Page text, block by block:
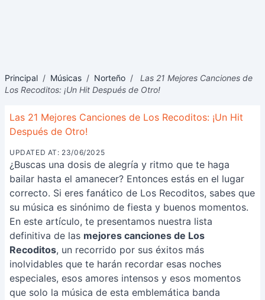
Principal / Músicas / Norteño /
Las 21 Mejores Canciones de
Los Recoditos: ¡Un Hit Después de Otro!
Las 21 Mejores Canciones de Los Recoditos: ¡Un Hit
Después de Otro!
UPDATED AT: 23/06/2025
¿Buscas una dosis de alegría y ritmo que te haga
bailar hasta el amanecer? Entonces estás en el lugar
correcto. Si eres fanático de Los Recoditos, sabes que
su música es sinónimo de fiesta y buenos momentos.
En este artículo, te presentamos nuestra lista
definitiva de las mejores canciones de Los
Recoditos, un recorrido por sus éxitos más
inolvidables que te harán recordar esas noches
especiales, esos amores intensos y esos momentos
que solo la música de esta emblemática banda